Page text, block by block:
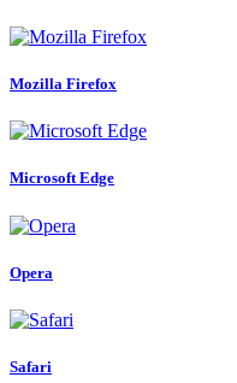
Mozilla Firefox
Microsoft Edge
Opera
Safari